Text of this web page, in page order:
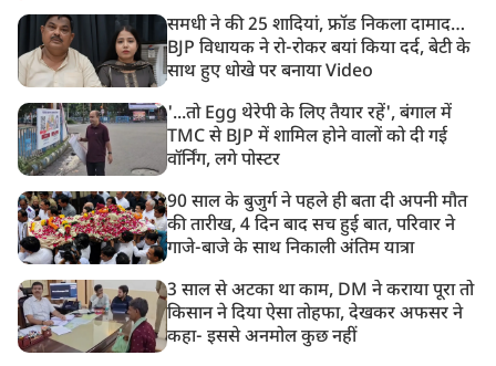
8:23 AM
रांची: छात्रों और झारखंड सरकार के बीच आज होगी तीसरे दौर
की बातचीत
समधी ने की 25 शादियां, फ्रॉड निकला दामाद…
BJP विधायक ने रो-रोकर बयां किया दर्द, बेटी के
साथ हुए धोखे पर बनाया Video
'...तो Egg थेरेपी के लिए तैयार रहें', बंगाल में
TMC से BJP में शामिल होने वालों को दी गई
वॉर्निंग, लगे पोस्टर
90 साल के बुजुर्ग ने पहले ही बता दी अपनी मौत
की तारीख, 4 दिन बाद सच हुई बात, परिवार ने
गाजे-बाजे के साथ निकाली अंतिम यात्रा
3 साल से अटका था काम, DM ने कराया पूरा तो
किसान ने दिया ऐसा तोहफा, देखकर अफसर ने
कहा- इससे अनमोल कुछ नहीं